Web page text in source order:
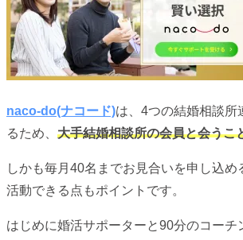
naco-do(ナコード)は、4つの結婚相談所
るため、 大手結婚相談所の会員と会うこ
しかも毎月40名までお見合いを申し込め
活動できる点もポイントです。
はじめに婚活サポーターと90分のコーチ